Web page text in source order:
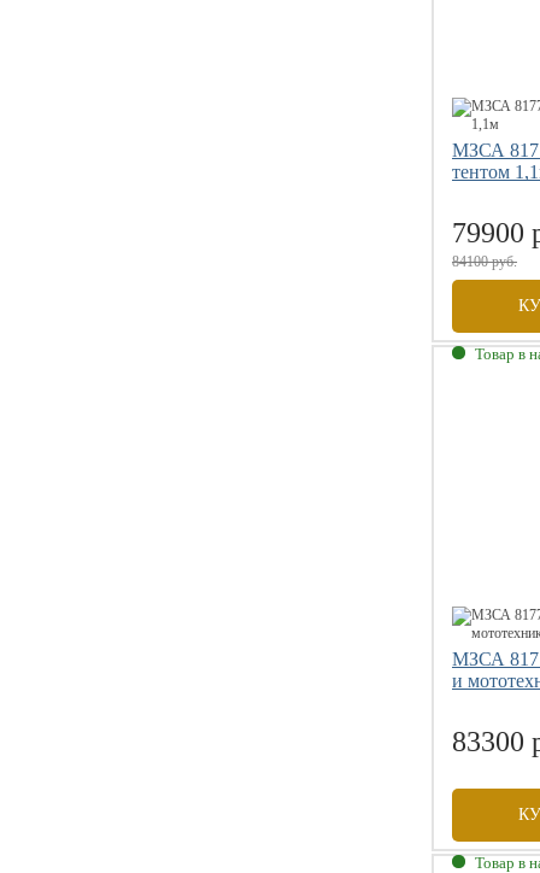
МЗСА
тентом
79900
84100 руб.
Товар в
МЗСА
и
83300
Товар в